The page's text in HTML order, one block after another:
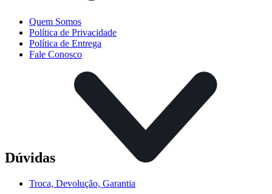
Quem Somos
Política de Privacidade
Política de Entrega
Fale Conosco
Dúvidas
Troca, Devolução, Garantia